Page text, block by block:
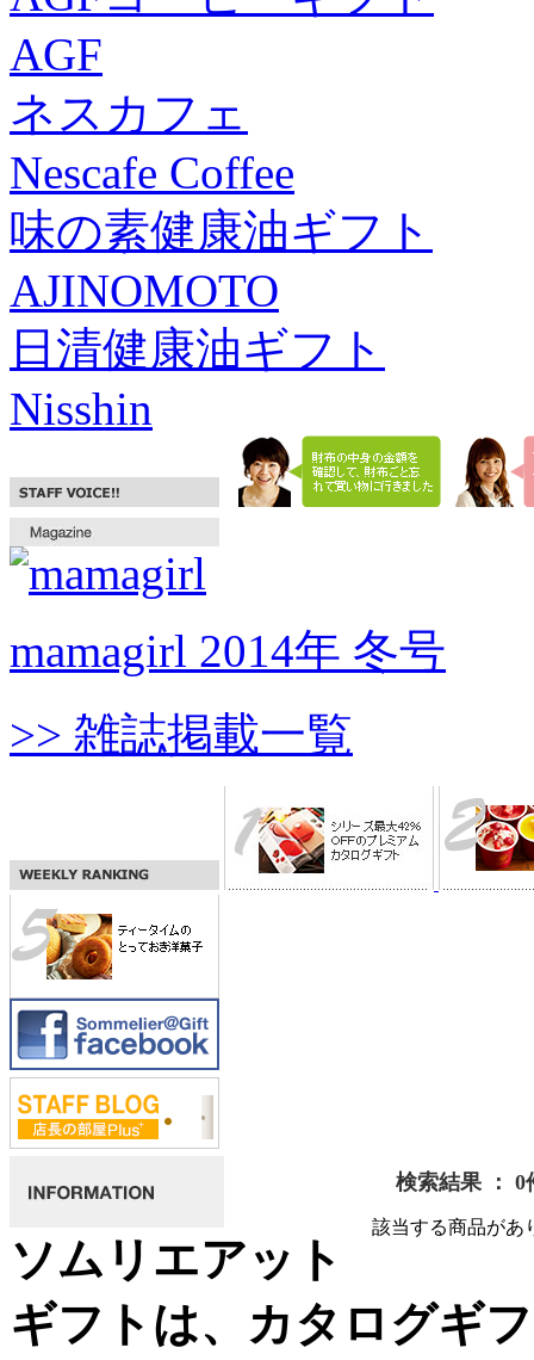
AGF
ネスカフェ
Nescafe Coffee
味の素健康油ギフト
AJINOMOTO
日清健康油ギフト
Nisshin
mamagirl 2014年 冬号
>> 雑誌掲載一覧
検索結果 ： 0
該当する商品があ
ソムリエアット
ギフトは、カタログギ